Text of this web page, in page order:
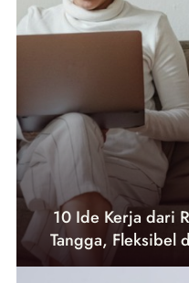
10 Ide Kerja dari
Tangga, Fleksibel